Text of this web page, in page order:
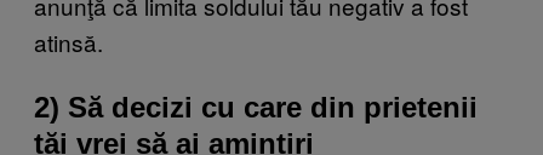
atinsă.
2) Să decizi cu care din prietenii
tăi vrei să ai amintiri